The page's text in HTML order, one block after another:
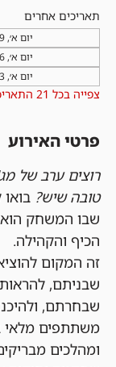
תאריכים אחרים
יום א׳, 09 באוג׳, 17:00
יום א׳, 16 באוג׳, 17:00
יום א׳, 23 באוג׳, 17:00
צפייה בכל 21 התאריכים
פרטי האירוע
רוצים ערב של
טובה שיש?
שבו המשחק
הכיף והקהילה.
זה המקום
שבניתם,
שבחרתם,
משתתפים מלאי
ומהלכים